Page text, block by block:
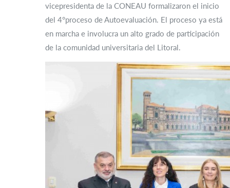
vicepresidenta de la CONEAU formalizaron el inicio
del 4°proceso de Autoevaluación. El proceso ya está
en marcha e involucra un alto grado de participación
de la comunidad universitaria del Litoral.